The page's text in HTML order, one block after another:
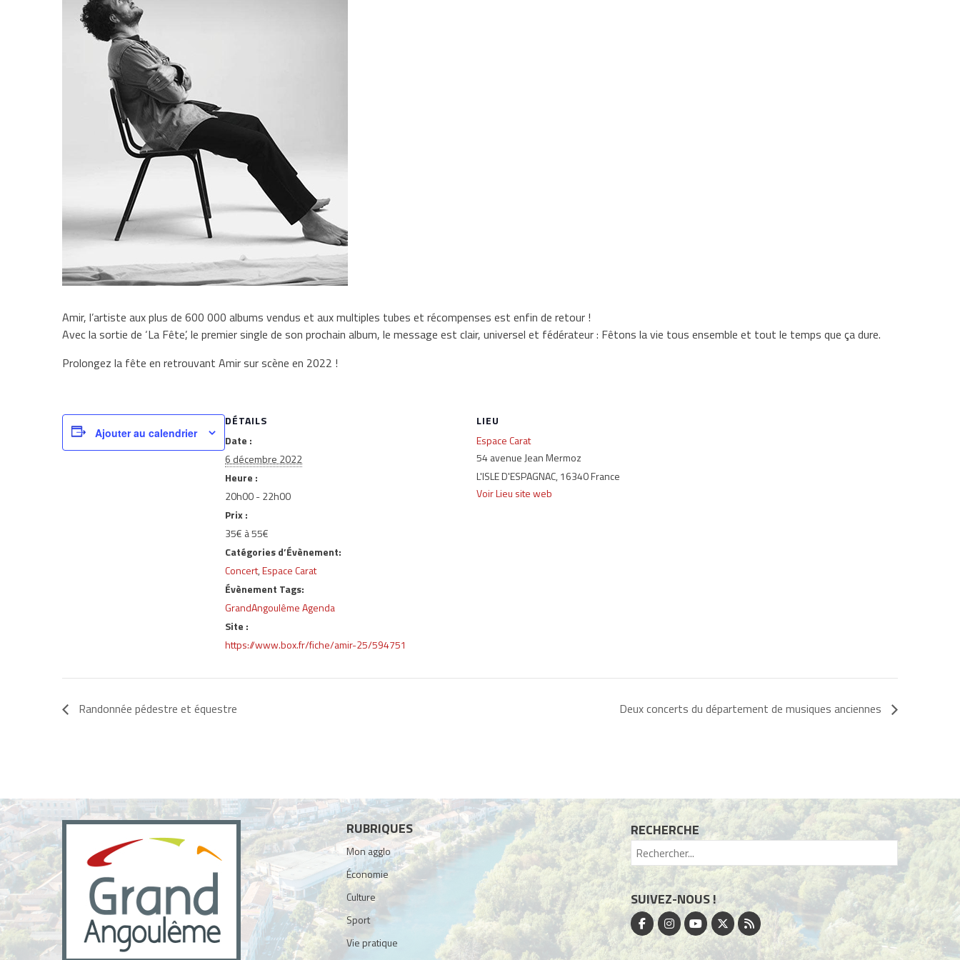
Amir, l’artiste aux plus de 600 000 albums vendus et aux multiples tubes et récompenses est enfin de retour !
Avec la sortie de ‘La Fête’, le premier single de son prochain album, le message est clair, universel et fédérateur : Fêtons la vie tous ensemble et tout le temps que ça dure.
Prolongez la fête en retrouvant Amir sur scène en 2022 !
Ajouter au calendrier
DÉTAILS
Date :
6 décembre 2022
Heure :
20h00 - 22h00
Prix :
35€ à 55€
Catégories d’Évènement:
Concert,Espace Carat
Évènement Tags:
GrandAngoulême Agenda
Site :
https://www.box.fr/fiche/amir-25/594751
LIEU
Espace Carat
54 avenue Jean Mermoz
L'ISLE D'ESPAGNAC,16340France
Voir Lieu site web
Randonnée pédestre et équestre Deux concerts du département de musiques anciennes
RUBRIQUES
Mon agglo
Économie
Culture
Sport
Vie pratique
RECHERCHE
SUIVEZ-NOUS !